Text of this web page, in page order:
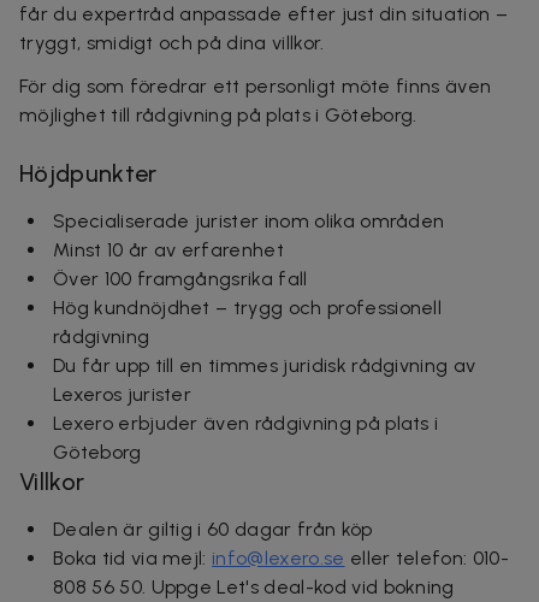
får du expertråd anpassade efter just din situation –
tryggt, smidigt och på dina villkor.
För dig som föredrar ett personligt möte finns även
möjlighet till rådgivning på plats i Göteborg.
Höjdpunkter
Specialiserade jurister inom olika områden
Minst 10 år av erfarenhet
Över 100 framgångsrika fall
Hög kundnöjdhet – trygg och professionell
rådgivning
Du får upp till en timmes juridisk rådgivning av
Lexeros jurister
Lexero erbjuder även rådgivning på plats i
Göteborg
Villkor
Dealen är giltig i 60 dagar från köp
Boka tid via mejl: info@lexero.se eller telefon: 010-
808 56 50. Uppge Let's deal-kod vid bokning